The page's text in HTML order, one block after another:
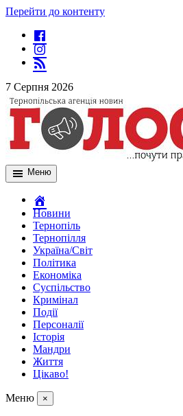
Перейти до контенту
7 Серпня 2026
Меню
Новини
Тернопіль
Тернопілля
Україна/Світ
Політика
Економіка
Суспільство
Кримінал
Події
Персоналії
Історія
Мандри
Життя
Цікаво!
Меню ×